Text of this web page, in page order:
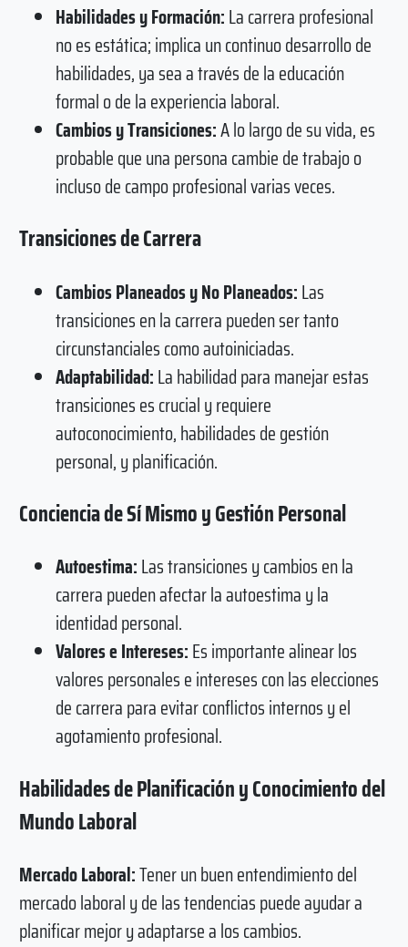
Habilidades y Formación:La carrera profesional
no es estática; implica un continuo desarrollo de
habilidades, ya sea a través de la educación
formal o de la experiencia laboral.
Cambios y Transiciones:A lo largo de su vida, es
probable que una persona cambie de trabajo o
incluso de campo profesional varias veces.
Transiciones de Carrera
Cambios Planeados y No Planeados:Las
transiciones en la carrera pueden ser tanto
circunstanciales como autoiniciadas.
Adaptabilidad:La habilidad para manejar estas
transiciones es crucial y requiere
autoconocimiento, habilidades de gestión
personal, y planificación.
Conciencia de Sí Mismo y Gestión Personal
Autoestima:Las transiciones y cambios en la
carrera pueden afectar la autoestima y la
identidad personal.
Valores e Intereses:Es importante alinear los
valores personales e intereses con las elecciones
de carrera para evitar conflictos internos y el
agotamiento profesional.
Habilidades de Planificación y Conocimiento del
Mundo Laboral
Mercado Laboral:Tener un buen entendimiento del
mercado laboral y de las tendencias puede ayudar a
planificar mejor y adaptarse a los cambios.